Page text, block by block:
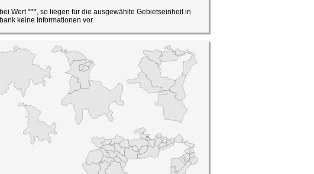
Wert ***, so liegen für die ausgewählte Gebietseinheit in
keine Informationen vor.